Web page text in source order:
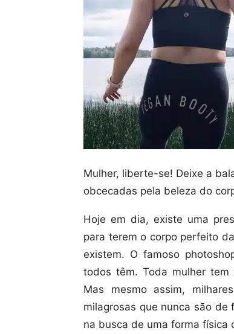
Mulher, liberte-se! Deixe a
obcecadas pela beleza do
Hoje em dia, existe uma
para terem o corpo perfeito
existem. O famoso
todos têm. Toda mulher tem
Mas mesmo assim,
milagrosas que nunca são
na busca de uma forma física